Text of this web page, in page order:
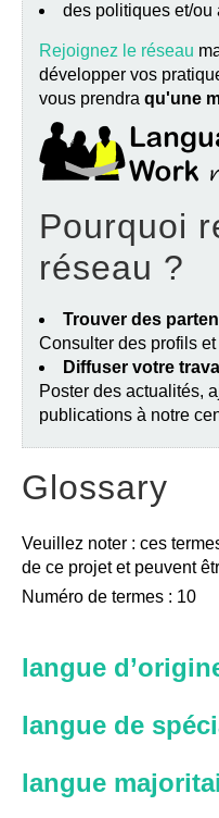
des politiques et/ou
Rejoignez le réseau
développer vos
vous prendra qu'une
Pourquoi
réseau ?
Trouver des
Consulter des profils
Diffuser votre
Poster des actualités,
publications à notre
Glossary
Veuillez noter : ces
de ce projet et peuvent
Numéro de termes : 10
langue
langue de
langue